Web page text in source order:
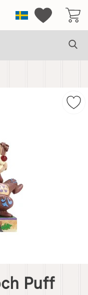
SverigeMina
Puff